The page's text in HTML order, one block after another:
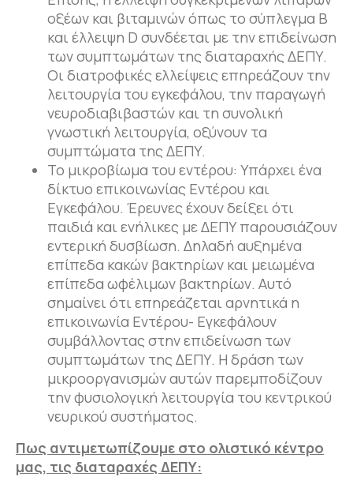
οξέων και βιταμινών όπως το σύπλεγμα Β
και έλλειψη D συνδέεται με την επιδείνωση
των συμπτωμάτων της διαταραχής ΔΕΠΥ.
Οι διατροφικές ελλείψεις επηρεάζουν την
λειτουργία του εγκεφάλου, την παραγωγή
νευροδιαβιβαστών και τη συνολική
γνωστική λειτουργία, οξύνουν τα
συμπτώματα της ΔΕΠΥ.
Το μικροβίωμα του εντέρου: Υπάρχει ένα
δίκτυο επικοινωνίας Εντέρου και
Εγκεφάλου. Έρευνες έχουν δείξει ότι
παιδιά και ενήλικες με ΔΕΠΥ παρουσιάζουν
εντερική δυσβίωση. Δηλαδή αυξημένα
επίπεδα κακών βακτηρίων και μειωμένα
επίπεδα ωφέλιμων βακτηρίων. Αυτό
σημαίνει ότι επηρεάζεται αρνητικά η
επικοινωνία Εντέρου- Εγκεφάλουν
συμβάλλοντας στην επιδείνωση των
συμπτωμάτων της ΔΕΠΥ. Η δράση των
μικροοργανισμών αυτών παρεμποδίζουν
την φυσιολογική λειτουργία του κεντρικού
νευρικού συστήματος.
Πως αντιμετωπίζουμε στο ολιστικό κέντρο
μας, τις διαταραχές ΔΕΠΥ: